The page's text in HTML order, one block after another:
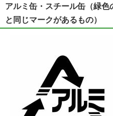
アルミ缶・スチール缶（緑
と同じマークがあるもの）